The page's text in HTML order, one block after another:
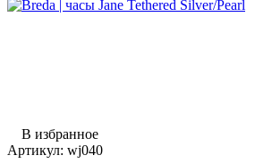
В избранное
Артикул: wj040